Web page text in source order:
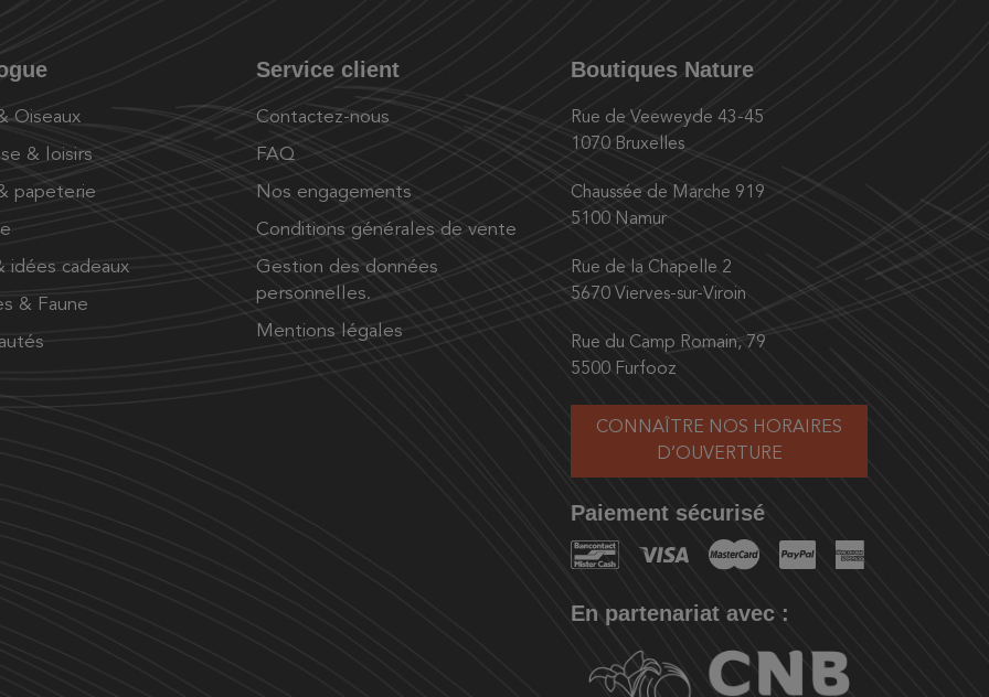
Oiseaux
& loisirs
papeterie
idées cadeaux
& Faune
Service client
Contactez-nous
FAQ
Nos engagements
Conditions générales de vente
Gestion des données
personnelles.
Mentions légales
Boutiques Nature
Rue de Veeweyde 43-45
1070 Bruxelles
Chaussée de Marche 919
5100 Namur
Rue de la Chapelle 2
5670 Vierves-sur-Viroin
Rue du Camp Romain, 79
5500 Furfooz
CONNAÎTRE NOS HORAIRES
D’OUVERTURE
Paiement sécurisé
En partenariat avec :